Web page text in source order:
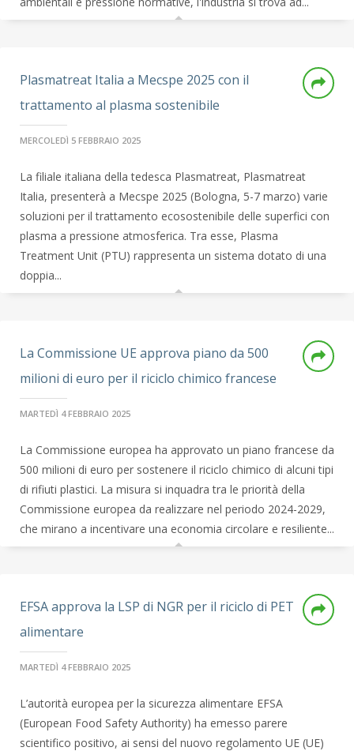
Plasmatreat Italia a Mecspe 2025 con il
trattamento al plasma sostenibile
MERCOLEDÌ 5 FEBBRAIO 2025
La filiale italiana della tedesca Plasmatreat, Plasmatreat
Italia, presenterà a Mecspe 2025 (Bologna, 5-7 marzo) varie
soluzioni per il trattamento ecosostenibile delle superfici con
plasma a pressione atmosferica. Tra esse, Plasma
Treatment Unit (PTU) rappresenta un sistema dotato di una
doppia...
La Commissione UE approva piano da 500
milioni di euro per il riciclo chimico francese
MARTEDÌ 4 FEBBRAIO 2025
La Commissione europea ha approvato un piano francese da
500 milioni di euro per sostenere il riciclo chimico di alcuni tipi
di rifiuti plastici. La misura si inquadra tra le priorità della
Commissione europea da realizzare nel periodo 2024-2029,
che mirano a incentivare una economia circolare e resiliente...
EFSA approva la LSP di NGR per il riciclo di PET
alimentare
MARTEDÌ 4 FEBBRAIO 2025
L’autorità europea per la sicurezza alimentare EFSA
(European Food Safety Authority) ha emesso parere
scientifico positivo, ai sensi del nuovo regolamento UE (UE)